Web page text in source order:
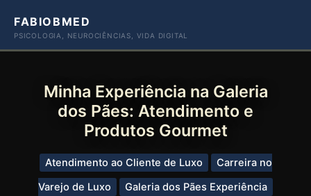
paraFABIOBMED
PSICOLOGIA, NEUROCIÊNCIAS, VIDA DIGITAL
Minha Experiência na Galeria
dos Pães: Atendimento e
Produtos Gourmet
Atendimento ao Cliente de Luxo
Carreira no
Varejo de Luxo
Galeria dos Pães Experiência